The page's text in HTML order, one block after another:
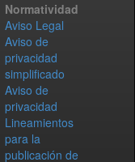
Normatividad
Aviso Legal
Aviso de
privacidad
simplificado
Aviso de
privacidad
Lineamientos
para la
publicación de